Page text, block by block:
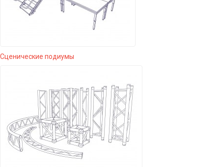
Сценические подиумы